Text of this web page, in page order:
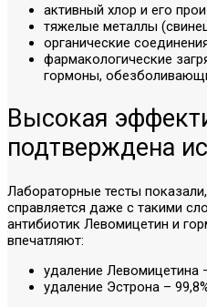
активный хлор и его
тяжелые металлы
органические
фармакологические
гормоны,
Высокая
подтверждена
Лабораторные тесты
справляется даже с такими
антибиотик Левомицетин и
впечатляют:
удаление Левомицетина
удаление Эстрона –